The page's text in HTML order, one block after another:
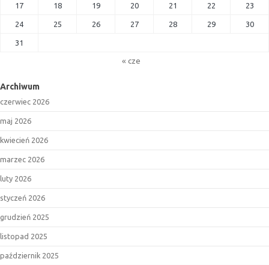
17 18 19 20 21 22 23
24 25 26 27 28 29 30
31
« cze
Archiwum
czerwiec 2026
maj 2026
kwiecień 2026
marzec 2026
luty 2026
styczeń 2026
grudzień 2025
listopad 2025
październik 2025